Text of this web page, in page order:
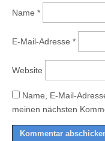
Name *
E-Mail-Adresse *
Website
Name, E-Mail-
meinen nächsten